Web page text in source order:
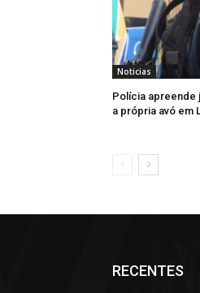
Noticias
Polícia apreende
a própria avó em
RECENTES